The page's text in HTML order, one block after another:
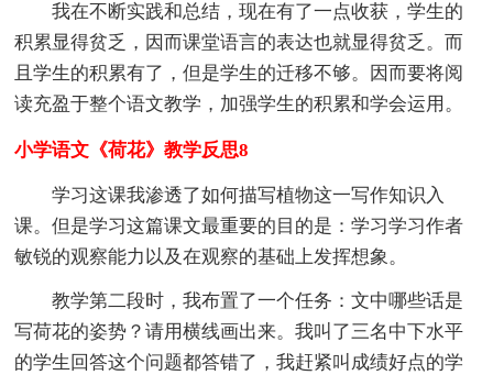
我在不断实践和总结，现在有了一点收获，学生的
积累显得贫乏，因而课堂语言的表达也就显得贫乏。而
且学生的积累有了，但是学生的迁移不够。因而要将阅
读充盈于整个语文教学，加强学生的积累和学会运用。
小学语文《荷花》教学反思8
学习这课我渗透了如何描写植物这一写作知识入
课。但是学习这篇课文最重要的目的是：学习学习作者
敏锐的观察能力以及在观察的基础上发挥想象。
教学第二段时，我布置了一个任务：文中哪些话是
写荷花的姿势？请用横线画出来。我叫了三名中下水平
的学生回答这个问题都答错了，我赶紧叫成绩好点的学